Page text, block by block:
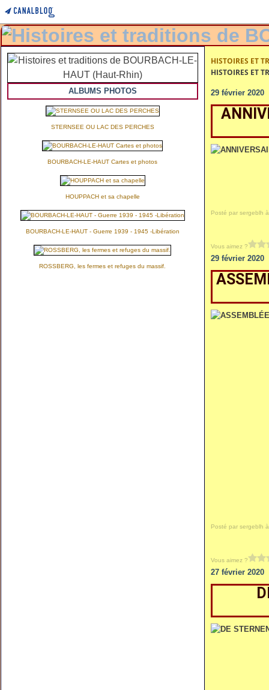
ALBUMS PHOTOS
STERNSEE OU LAC DES PERCHES
BOURBACH-LE-HAUT Cartes et photos
HOUPPACH et sa chapelle
BOURBACH-LE-HAUT - Guerre 1939 - 1945 -Libération
ROSSBERG, les fermes et refuges du massif.
HISTOIRES ET
HISTOIRES ET
29 février 2020
Posté par sergeblh
Vous aimez ?
29 février 2020
Posté par sergeblh
Vous aimez ?
27 février 2020